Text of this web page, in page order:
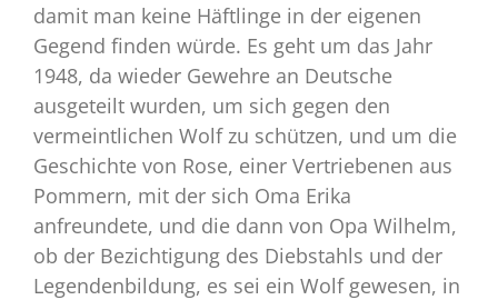
damit man keine Häftlinge in der eigenen
Gegend finden würde. Es geht um das Jahr
1948, da wieder Gewehre an Deutsche
ausgeteilt wurden, um sich gegen den
vermeintlichen Wolf zu schützen, und um die
Geschichte von Rose, einer Vertriebenen aus
Pommern, mit der sich Oma Erika
anfreundete, und die dann von Opa Wilhelm,
ob der Bezichtigung des Diebstahls und der
Legendenbildung, es sei ein Wolf gewesen, in